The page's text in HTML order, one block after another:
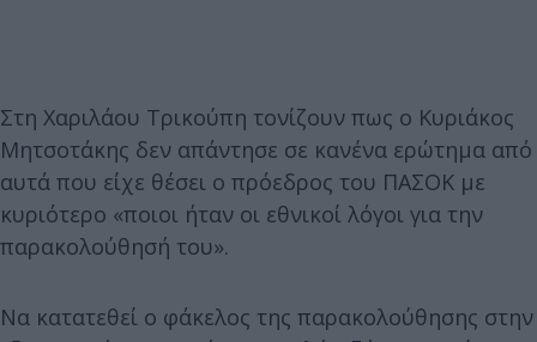
Στη Χαριλάου Τρικούπη τονίζουν πως ο Κυριάκος
Μητσοτάκης δεν απάντησε σε κανένα ερώτημα από
αυτά που είχε θέσει ο πρόεδρος του ΠΑΣΟΚ με
κυριότερο «ποιοι ήταν οι εθνικοί λόγοι για την
παρακολούθησή του».
Να κατατεθεί ο φάκελος της παρακολούθησης στην